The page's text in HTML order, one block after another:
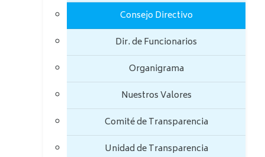
Consejo Directivo
Dir. de Funcionarios
Organigrama
Nuestros Valores
Comité de Transparencia
Unidad de Transparencia